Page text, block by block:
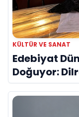
KÜLTÜR VE SANAT
Edebiyat
Doğuyor:
Evreni